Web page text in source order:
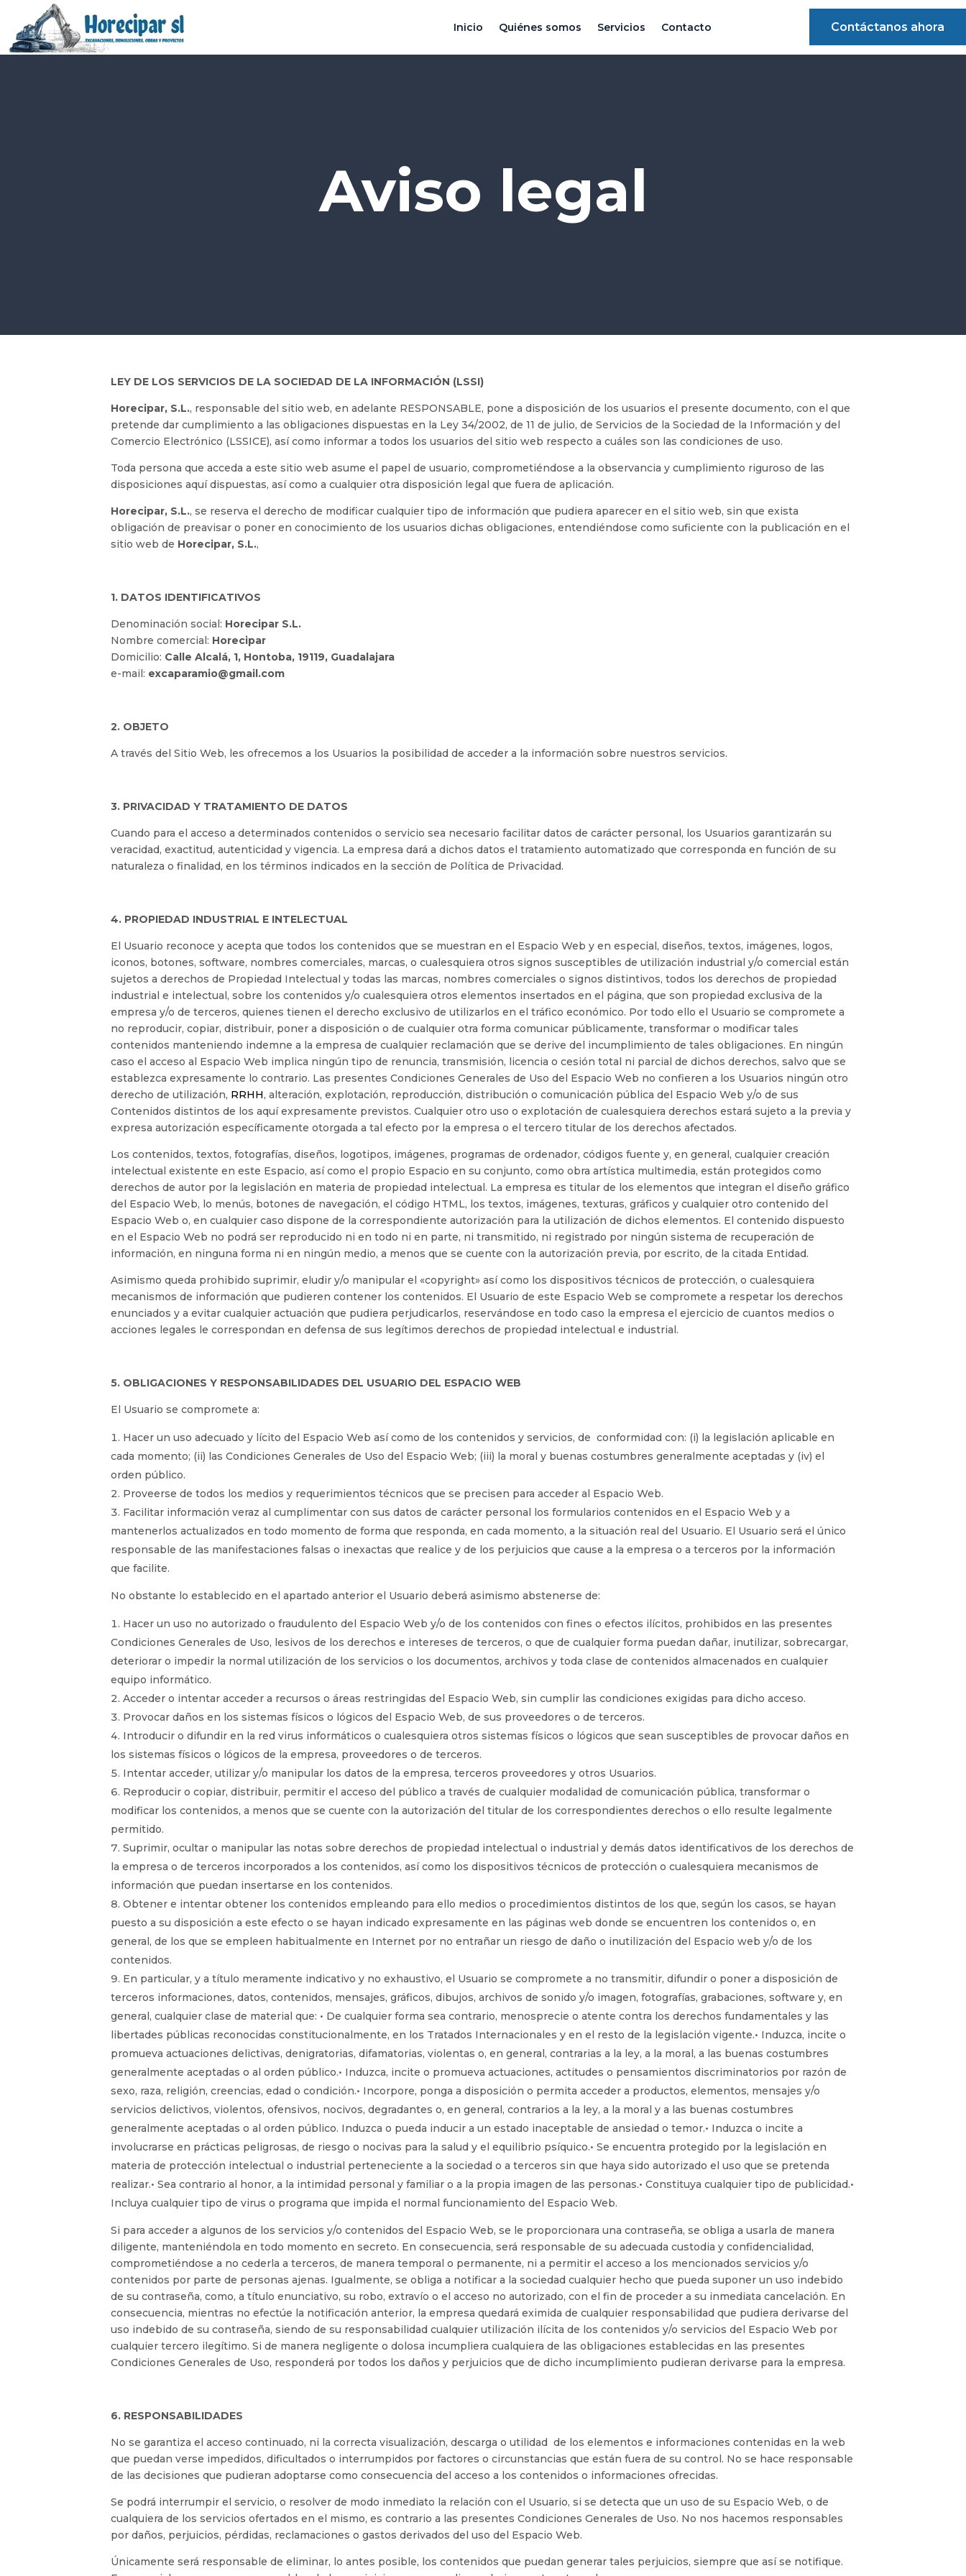
Inicio Quiénes somos Servicios Contacto Contáctanos ahora
Aviso legal
LEY DE LOS SERVICIOS DE LA SOCIEDAD DE LA INFORMACIÓN (LSSI)
Horecipar, S.L., responsable del sitio web, en adelante RESPONSABLE, pone a disposición de los usuarios el presente documento, con el que
pretende dar cumplimiento a las obligaciones dispuestas en la Ley 34/2002, de 11 de julio, de Servicios de la Sociedad de la Información y del
Comercio Electrónico (LSSICE), así como informar a todos los usuarios del sitio web respecto a cuáles son las condiciones de uso.
Toda persona que acceda a este sitio web asume el papel de usuario, comprometiéndose a la observancia y cumplimiento riguroso de las
disposiciones aquí dispuestas, así como a cualquier otra disposición legal que fuera de aplicación.
Horecipar, S.L., se reserva el derecho de modificar cualquier tipo de información que pudiera aparecer en el sitio web, sin que exista
obligación de preavisar o poner en conocimiento de los usuarios dichas obligaciones, entendiéndose como suficiente con la publicación en el
sitio web de Horecipar, S.L.,
1. DATOS IDENTIFICATIVOS
Denominación social: Horecipar S.L.
Nombre comercial: Horecipar
Domicilio: Calle Alcalá, 1, Hontoba, 19119, Guadalajara
e-mail: excaparamio@gmail.com
2. OBJETO
A través del Sitio Web, les ofrecemos a los Usuarios la posibilidad de acceder a la información sobre nuestros servicios.
3. PRIVACIDAD Y TRATAMIENTO DE DATOS
Cuando para el acceso a determinados contenidos o servicio sea necesario facilitar datos de carácter personal, los Usuarios garantizarán su
veracidad, exactitud, autenticidad y vigencia. La empresa dará a dichos datos el tratamiento automatizado que corresponda en función de su
naturaleza o finalidad, en los términos indicados en la sección de Política de Privacidad.
4. PROPIEDAD INDUSTRIAL E INTELECTUAL
El Usuario reconoce y acepta que todos los contenidos que se muestran en el Espacio Web y en especial, diseños, textos, imágenes, logos,
iconos, botones, software, nombres comerciales, marcas, o cualesquiera otros signos susceptibles de utilización industrial y/o comercial están
sujetos a derechos de Propiedad Intelectual y todas las marcas, nombres comerciales o signos distintivos, todos los derechos de propiedad
industrial e intelectual, sobre los contenidos y/o cualesquiera otros elementos insertados en el página, que son propiedad exclusiva de la
empresa y/o de terceros, quienes tienen el derecho exclusivo de utilizarlos en el tráfico económico. Por todo ello el Usuario se compromete a
no reproducir, copiar, distribuir, poner a disposición o de cualquier otra forma comunicar públicamente, transformar o modificar tales
contenidos manteniendo indemne a la empresa de cualquier reclamación que se derive del incumplimiento de tales obligaciones. En ningún
caso el acceso al Espacio Web implica ningún tipo de renuncia, transmisión, licencia o cesión total ni parcial de dichos derechos, salvo que se
establezca expresamente lo contrario. Las presentes Condiciones Generales de Uso del Espacio Web no confieren a los Usuarios ningún otro
derecho de utilización, RRHH, alteración, explotación, reproducción, distribución o comunicación pública del Espacio Web y/o de sus
Contenidos distintos de los aquí expresamente previstos. Cualquier otro uso o explotación de cualesquiera derechos estará sujeto a la previa y
expresa autorización específicamente otorgada a tal efecto por la empresa o el tercero titular de los derechos afectados.
Los contenidos, textos, fotografías, diseños, logotipos, imágenes, programas de ordenador, códigos fuente y, en general, cualquier creación
intelectual existente en este Espacio, así como el propio Espacio en su conjunto, como obra artística multimedia, están protegidos como
derechos de autor por la legislación en materia de propiedad intelectual. La empresa es titular de los elementos que integran el diseño gráfico
del Espacio Web, lo menús, botones de navegación, el código HTML, los textos, imágenes, texturas, gráficos y cualquier otro contenido del
Espacio Web o, en cualquier caso dispone de la correspondiente autorización para la utilización de dichos elementos. El contenido dispuesto
en el Espacio Web no podrá ser reproducido ni en todo ni en parte, ni transmitido, ni registrado por ningún sistema de recuperación de
información, en ninguna forma ni en ningún medio, a menos que se cuente con la autorización previa, por escrito, de la citada Entidad.
Asimismo queda prohibido suprimir, eludir y/o manipular el «copyright» así como los dispositivos técnicos de protección, o cualesquiera
mecanismos de información que pudieren contener los contenidos. El Usuario de este Espacio Web se compromete a respetar los derechos
enunciados y a evitar cualquier actuación que pudiera perjudicarlos, reservándose en todo caso la empresa el ejercicio de cuantos medios o
acciones legales le correspondan en defensa de sus legítimos derechos de propiedad intelectual e industrial.
5. OBLIGACIONES Y RESPONSABILIDADES DEL USUARIO DEL ESPACIO WEB
El Usuario se compromete a:
Hacer un uso adecuado y lícito del Espacio Web así como de los contenidos y servicios, de conformidad con: (i) la legislación aplicable en
cada momento; (ii) las Condiciones Generales de Uso del Espacio Web; (iii) la moral y buenas costumbres generalmente aceptadas y (iv) el
orden público.
Proveerse de todos los medios y requerimientos técnicos que se precisen para acceder al Espacio Web.
Facilitar información veraz al cumplimentar con sus datos de carácter personal los formularios contenidos en el Espacio Web y a
mantenerlos actualizados en todo momento de forma que responda, en cada momento, a la situación real del Usuario. El Usuario será el único
responsable de las manifestaciones falsas o inexactas que realice y de los perjuicios que cause a la empresa o a terceros por la información
que facilite.
No obstante lo establecido en el apartado anterior el Usuario deberá asimismo abstenerse de:
Hacer un uso no autorizado o fraudulento del Espacio Web y/o de los contenidos con fines o efectos ilícitos, prohibidos en las presentes
Condiciones Generales de Uso, lesivos de los derechos e intereses de terceros, o que de cualquier forma puedan dañar, inutilizar, sobrecargar,
deteriorar o impedir la normal utilización de los servicios o los documentos, archivos y toda clase de contenidos almacenados en cualquier
equipo informático.
Acceder o intentar acceder a recursos o áreas restringidas del Espacio Web, sin cumplir las condiciones exigidas para dicho acceso.
Provocar daños en los sistemas físicos o lógicos del Espacio Web, de sus proveedores o de terceros.
Introducir o difundir en la red virus informáticos o cualesquiera otros sistemas físicos o lógicos que sean susceptibles de provocar daños en
los sistemas físicos o lógicos de la empresa, proveedores o de terceros.
Intentar acceder, utilizar y/o manipular los datos de la empresa, terceros proveedores y otros Usuarios.
Reproducir o copiar, distribuir, permitir el acceso del público a través de cualquier modalidad de comunicación pública, transformar o
modificar los contenidos, a menos que se cuente con la autorización del titular de los correspondientes derechos o ello resulte legalmente
permitido.
Suprimir, ocultar o manipular las notas sobre derechos de propiedad intelectual o industrial y demás datos identificativos de los derechos de
la empresa o de terceros incorporados a los contenidos, así como los dispositivos técnicos de protección o cualesquiera mecanismos de
información que puedan insertarse en los contenidos.
Obtener e intentar obtener los contenidos empleando para ello medios o procedimientos distintos de los que, según los casos, se hayan
puesto a su disposición a este efecto o se hayan indicado expresamente en las páginas web donde se encuentren los contenidos o, en
general, de los que se empleen habitualmente en Internet por no entrañar un riesgo de daño o inutilización del Espacio web y/o de los
contenidos.
En particular, y a título meramente indicativo y no exhaustivo, el Usuario se compromete a no transmitir, difundir o poner a disposición de
terceros informaciones, datos, contenidos, mensajes, gráficos, dibujos, archivos de sonido y/o imagen, fotografías, grabaciones, software y, en
general, cualquier clase de material que: • De cualquier forma sea contrario, menosprecie o atente contra los derechos fundamentales y las
libertades públicas reconocidas constitucionalmente, en los Tratados Internacionales y en el resto de la legislación vigente.• Induzca, incite o
promueva actuaciones delictivas, denigratorias, difamatorias, violentas o, en general, contrarias a la ley, a la moral, a las buenas costumbres
generalmente aceptadas o al orden público.• Induzca, incite o promueva actuaciones, actitudes o pensamientos discriminatorios por razón de
sexo, raza, religión, creencias, edad o condición.• Incorpore, ponga a disposición o permita acceder a productos, elementos, mensajes y/o
servicios delictivos, violentos, ofensivos, nocivos, degradantes o, en general, contrarios a la ley, a la moral y a las buenas costumbres
generalmente aceptadas o al orden público. Induzca o pueda inducir a un estado inaceptable de ansiedad o temor.• Induzca o incite a
involucrarse en prácticas peligrosas, de riesgo o nocivas para la salud y el equilibrio psíquico.• Se encuentra protegido por la legislación en
materia de protección intelectual o industrial perteneciente a la sociedad o a terceros sin que haya sido autorizado el uso que se pretenda
realizar.• Sea contrario al honor, a la intimidad personal y familiar o a la propia imagen de las personas.• Constituya cualquier tipo de publicidad.•
Incluya cualquier tipo de virus o programa que impida el normal funcionamiento del Espacio Web.
Si para acceder a algunos de los servicios y/o contenidos del Espacio Web, se le proporcionara una contraseña, se obliga a usarla de manera
diligente, manteniéndola en todo momento en secreto. En consecuencia, será responsable de su adecuada custodia y confidencialidad,
comprometiéndose a no cederla a terceros, de manera temporal o permanente, ni a permitir el acceso a los mencionados servicios y/o
contenidos por parte de personas ajenas. Igualmente, se obliga a notificar a la sociedad cualquier hecho que pueda suponer un uso indebido
de su contraseña, como, a título enunciativo, su robo, extravío o el acceso no autorizado, con el fin de proceder a su inmediata cancelación. En
consecuencia, mientras no efectúe la notificación anterior, la empresa quedará eximida de cualquier responsabilidad que pudiera derivarse del
uso indebido de su contraseña, siendo de su responsabilidad cualquier utilización ilícita de los contenidos y/o servicios del Espacio Web por
cualquier tercero ilegítimo. Si de manera negligente o dolosa incumpliera cualquiera de las obligaciones establecidas en las presentes
Condiciones Generales de Uso, responderá por todos los daños y perjuicios que de dicho incumplimiento pudieran derivarse para la empresa.
6. RESPONSABILIDADES
No se garantiza el acceso continuado, ni la correcta visualización, descarga o utilidad de los elementos e informaciones contenidas en la web
que puedan verse impedidos, dificultados o interrumpidos por factores o circunstancias que están fuera de su control. No se hace responsable
de las decisiones que pudieran adoptarse como consecuencia del acceso a los contenidos o informaciones ofrecidas.
Se podrá interrumpir el servicio, o resolver de modo inmediato la relación con el Usuario, si se detecta que un uso de su Espacio Web, o de
cualquiera de los servicios ofertados en el mismo, es contrario a las presentes Condiciones Generales de Uso. No nos hacemos responsables
por daños, perjuicios, pérdidas, reclamaciones o gastos derivados del uso del Espacio Web.
Únicamente será responsable de eliminar, lo antes posible, los contenidos que puedan generar tales perjuicios, siempre que así se notifique.